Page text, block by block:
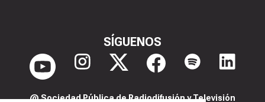
SÍGUENOS
@ Sociedad Pública de Radiodifusión y Televisión